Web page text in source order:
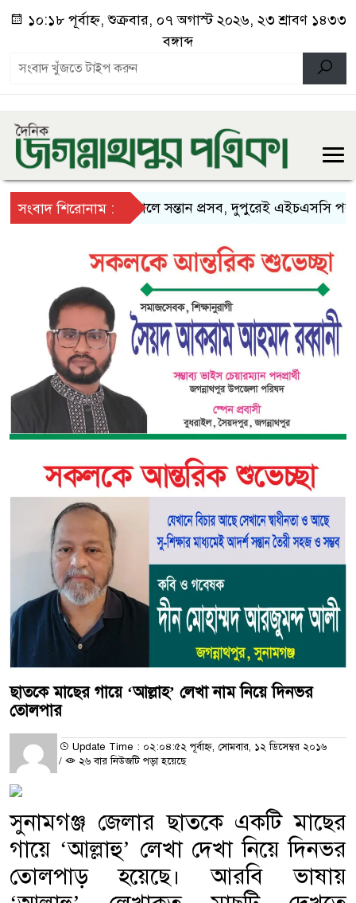
১০:১৮ পূর্বাহ্ন, শুক্রবার, ০৭ অগাস্ট ২০২৬, ২৩ শ্রাবণ ১৪৩৩
বঙ্গাব্দ
সংবাদ শিরোনাম :সকালে সন্তান প্রসব, দুপুরেই এইচএসসি পরীক্ষায়
ছাতকে মাছের গায়ে ‘আল্লাহ’ লেখা নাম নিয়ে দিনভর
তোলপার
Update Time : ০২:০৪:৫২ পূর্বাহ্ন, সোমবার, ১২ ডিসেম্বর ২০১৬
/
২৬ বার নিউজটি পড়া হয়েছে
সুনামগঞ্জ জেলার ছাতকে একটি মাছের
গায়ে ‘আল্লাহু’ লেখা দেখা নিয়ে দিনভর
তোলপাড় হয়েছে। আরবি ভাষায়